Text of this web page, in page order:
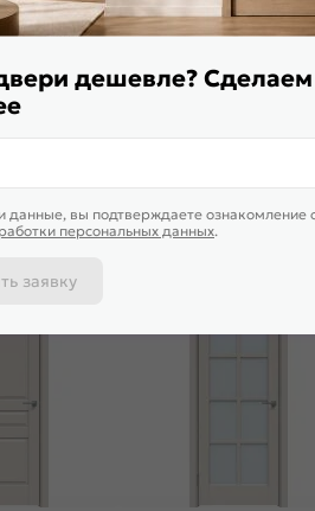
свои впечатления о
дешевле? Сделаем
данные, вы подтверждаете ознакомление
персональных данных.
заявку